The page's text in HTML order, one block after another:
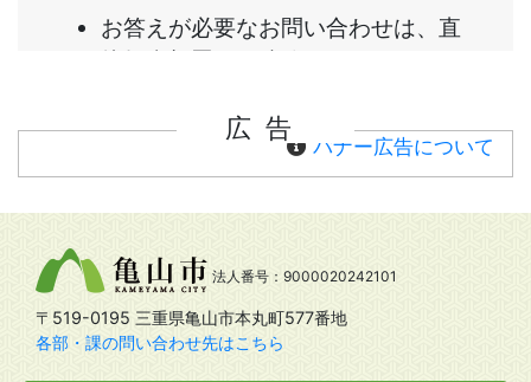
広告
バナー広告について
法人番号：9000020242101
〒519-0195 三重県亀山市本丸町577番地
各部・課の問い合わせ先はこちら